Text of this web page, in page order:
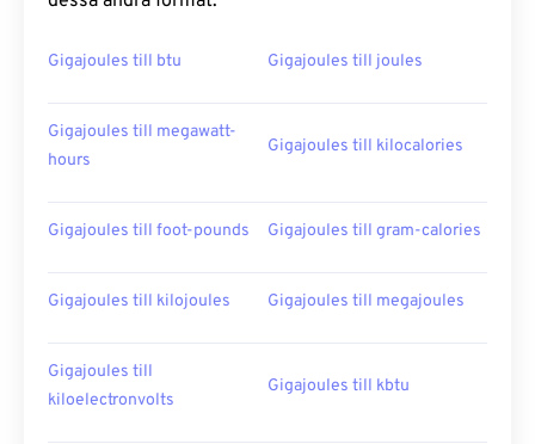
Gigajoules till btu Gigajoules till joules
Gigajoules till megawatt-
hours
Gigajoules till kilocalories
Gigajoules till foot-pounds Gigajoules till gram-calories
Gigajoules till kilojoules Gigajoules till megajoules
Gigajoules till
kiloelectronvolts
Gigajoules till kbtu